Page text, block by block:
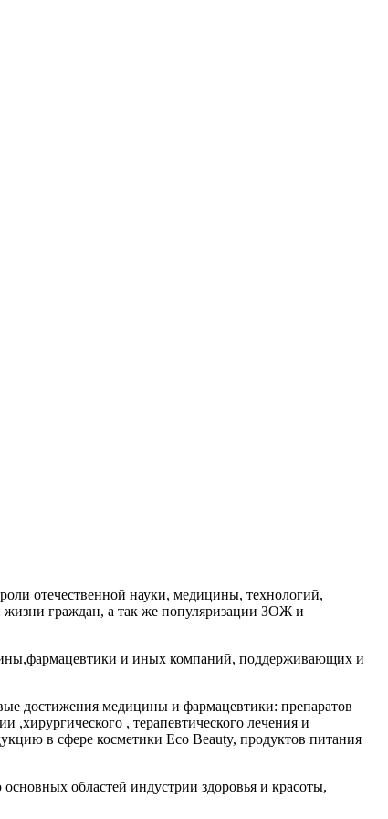
отечественной науки, медицины, технологий,
жизни граждан, а так же популяризации ЗОЖ и
и иных компаний, поддерживающих и
достижения медицины и фармацевтики: препаратов
,хирургического , терапевтического лечения и
в сфере косметики Eco Beauty, продуктов питания
областей индустрии здоровья и красоты,